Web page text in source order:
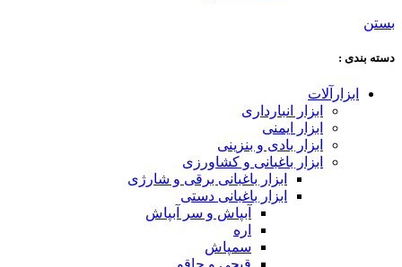
بستن
دسته‌ بندی :
ابزارآلات
ابزار انبارداری
ابزار ایمنی
ابزار بادی و بنزینی
ابزار باغبانی و کشاورزی
ابزار باغبانی برقی و شارژی
ابزار باغبانی دستی
آبپاش و سر آبپاش
اره
سمپاش